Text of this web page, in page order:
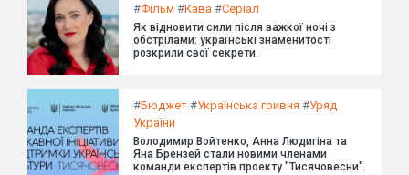
#Фільм #Кава #Серіал
Як відновити сили після важкої ночі з
обстрілами: українські знаменитості
розкрили свої секрети.
#Бюджет #Українська гривня #Уряд
України
Володимир Войтенко, Анна Людигіна та
Яна Брензей стали новими членами
команди експертів проекту "Тисячовесни".